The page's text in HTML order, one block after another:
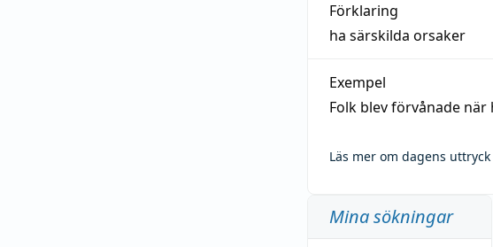
Förklaring
ha särskilda orsaker
Exempel
Folk blev förvånade
Läs mer om dagens uttryck
Mina sökningar